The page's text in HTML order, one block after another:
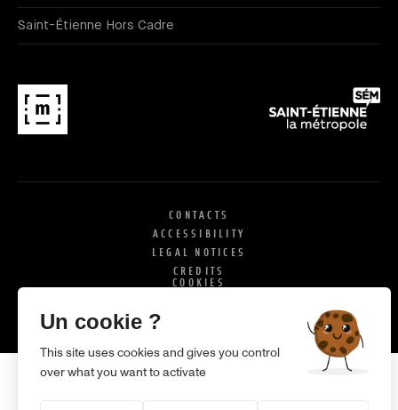
Saint-Étienne Hors Cadre
CONTACTS
ACCESSIBILITY
LEGAL NOTICES
CREDITS
COOKIES
Un cookie ?
This site uses cookies and gives you control
over what you want to activate